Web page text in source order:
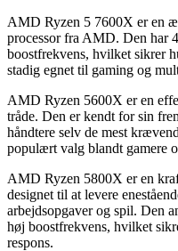
AMD Ryzen 5 7600X er en
processor fra AMD. Den har
boostfrekvens, hvilket sikrer
stadig egnet til gaming og
AMD Ryzen 5600X er en
tråde. Den er kendt for sin
håndtere selv de mest
populært valg blandt gamere
AMD Ryzen 5800X er en
designet til at levere
arbejdsopgaver og spil. Den
høj boostfrekvens, hvilket
respons.